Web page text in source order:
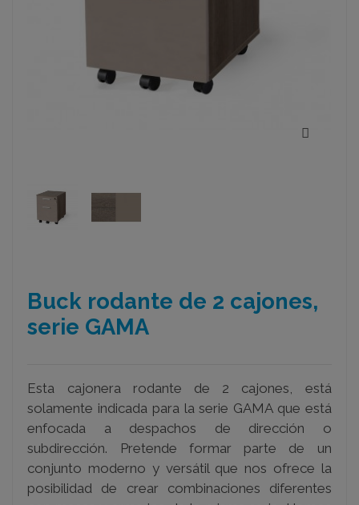
Buck rodante de 2 cajones,
serie GAMA
Esta cajonera rodante de 2 cajones, está
solamente indicada para la serie GAMA que está
enfocada a despachos de dirección o
subdirección. Pretende formar parte de un
conjunto moderno y versátil que nos ofrece la
posibilidad de crear combinaciones diferentes